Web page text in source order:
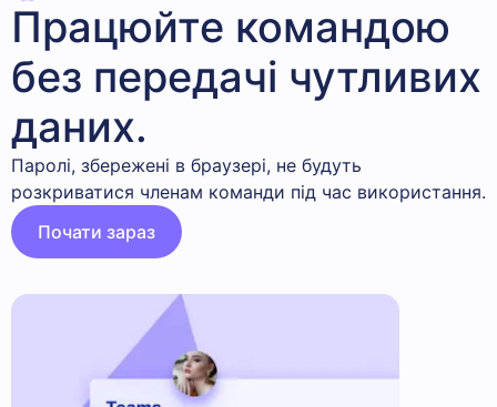
Працюйте командою
без передачі чутливих
даних.
Паролі, збережені в браузері, не будуть
розкриватися членам команди під час використання.
Почати зараз